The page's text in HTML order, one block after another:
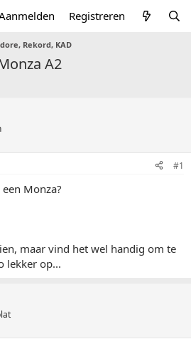
Registreren
Rekord, KAD
A2
#1
Monza?
maar vind het wel handig om te
lekker op...